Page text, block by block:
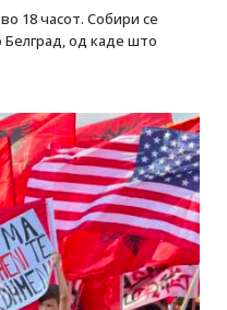
18 часот. Собири се
од каде што